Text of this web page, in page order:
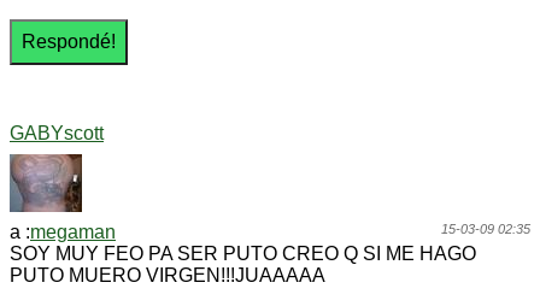
GABYscott
15-03-09 02:35
a :megaman
SOY MUY FEO PA SER PUTO CREO Q SI ME HAGO
PUTO MUERO VIRGEN!!!JUAAAAA